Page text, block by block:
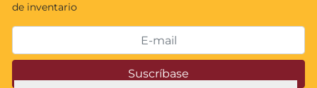
de inventario
Suscríbase